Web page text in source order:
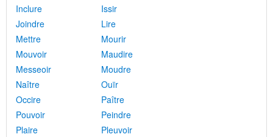
Inclure
Issir
Joindre
Lire
Mettre
Mourir
Mouvoir
Maudire
Messeoir
Moudre
Naître
Ouïr
Occire
Paître
Pouvoir
Peindre
Plaire
Pleuvoir